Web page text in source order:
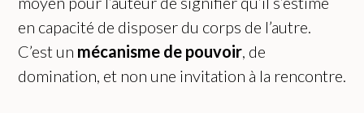
en capacité de disposer du corps de l’autre.
C’est un mécanisme de pouvoir , de
domination, et non une invitation à la rencontre.